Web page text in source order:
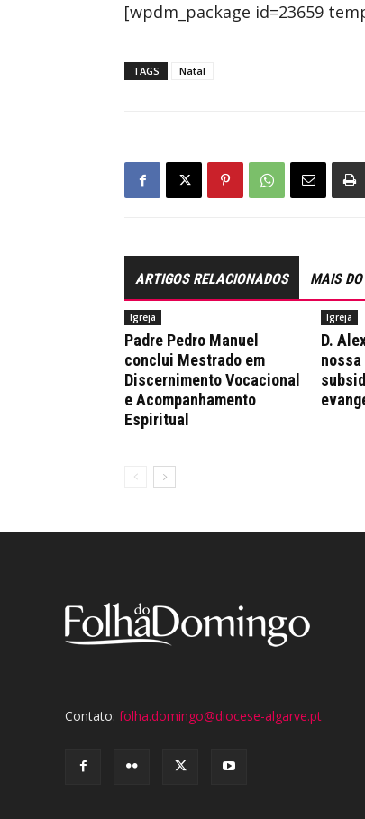
[wpdm_package id=23659
TAGS Natal
ARTIGOS RELACIONADOS MAIS
Igreja
Padre Pedro Manuel
conclui Mestrado em
Discernimento Vocacional
e Acompanhamento
Espiritual
Igreja
D.
Contato: folha.domingo@diocese-algarve.pt